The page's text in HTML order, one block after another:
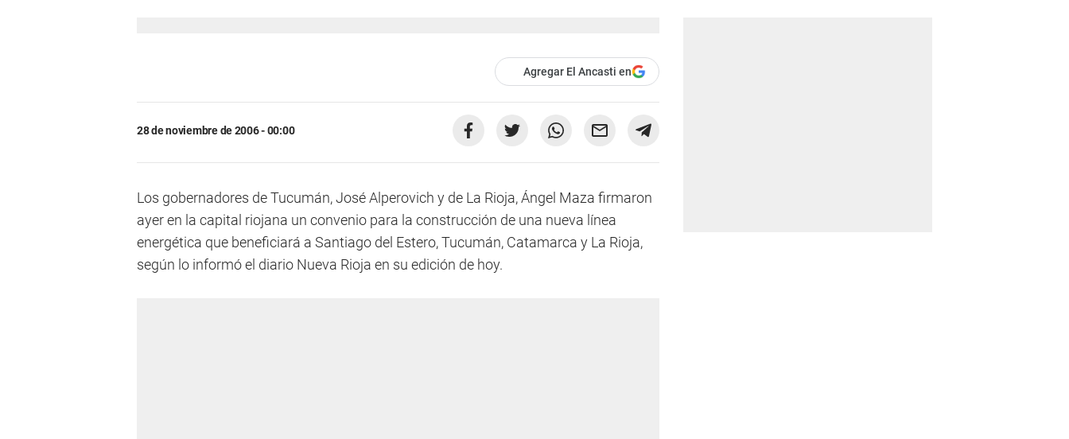
Agregar El Ancasti en
28 de noviembre de 2006 - 00:00
Los gobernadores de Tucumán, José Alperovich y de La Rioja, Ángel Maza firmaron
ayer en la capital riojana un convenio para la construcción de una nueva línea
energética que beneficiará a Santiago del Estero, Tucumán, Catamarca y La Rioja,
según lo informó el diario Nueva Rioja en su edición de hoy.